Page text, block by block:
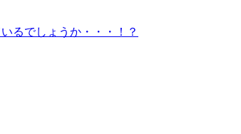
るでしょうか・・・！？